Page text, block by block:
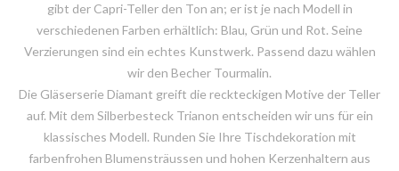
gibt der Capri-Teller den Ton an; er ist je nach Modell in
verschiedenen Farben erhältlich: Blau, Grün und Rot. Seine
Verzierungen sind ein echtes Kunstwerk. Passend dazu wählen
wir den Becher Tourmalin.
Die Gläserserie Diamant greift die reckteckigen Motive der Teller
auf. Mit dem Silberbesteck Trianon entscheiden wir uns für ein
klassisches Modell. Runden Sie Ihre Tischdekoration mit
farbenfrohen Blumensträussen und hohen Kerzenhaltern aus